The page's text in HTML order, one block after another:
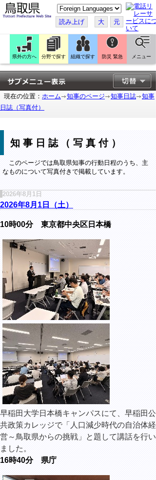
こ
の
ペ
ー
ジ
翻
訳
す
る
読み上げ 大 元
県外の方へ 分野で探す 組織で探す 防災 緊急 メニュー
現在の位置： ホーム 知事のページ 知事日誌
知事
日誌（写真付）
知事日誌（写真付）
このページでは鳥取県知事の行動日程のうち、主
なものについて写真付きで掲載しています。
2026年8月1日
2026年8月1日（土）
10時00分 東京都中央区日本橋
早稲田大学日本橋キャンパスにて、早稲田公
共政策カレッジで「人口減少時代の自治体経
営～鳥取県からの挑戦」と題して講話を行い
ました。
16時40分 県庁